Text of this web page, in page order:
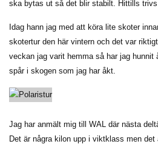
ska bytas ut så det blir stabilt. Hittills
Idag hann jag med att köra lite skoter
skotertur den här vintern och det var
veckan jag varit hemma så har jag
spår i skogen som jag har åkt.
Jag har anmält mig till WAL där nästa
Det är några kilon upp i viktklass men